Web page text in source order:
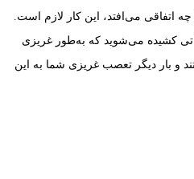
چه اتفاقی می‌افتد، این کار لازم است.
کشیده می‌شوید که به‌طور غریزی
و بار دیگر تعصب غریزی شما به این